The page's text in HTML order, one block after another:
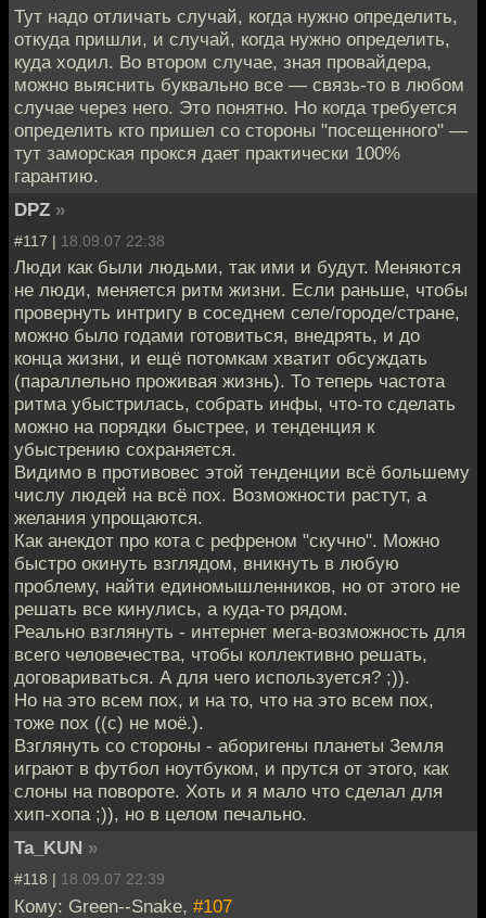
Тут надо отличать случай, когда нужно определить,
откуда пришли, и случай, когда нужно определить,
куда ходил. Во втором случае, зная провайдера,
можно выяснить буквально все — связь-то в любом
случае через него. Это понятно. Но когда требуется
определить кто пришел со стороны "посещенного" —
тут заморская прокся дает практически 100%
гарантию.
DPZ »
#117 | 18.09.07 22:38
Люди как были людьми, так ими и будут. Меняются
не люди, меняется ритм жизни. Если раньше, чтобы
провернуть интригу в соседнем селе/городе/стране,
можно было годами готовиться, внедрять, и до
конца жизни, и ещё потомкам хватит обсуждать
(параллельно проживая жизнь). То теперь частота
ритма убыстрилась, собрать инфы, что-то сделать
можно на порядки быстрее, и тенденция к
убыстрению сохраняется.
Видимо в противовес этой тенденции всё большему
числу людей на всё пох. Возможности растут, а
желания упрощаются.
Как анекдот про кота с рефреном "скучно". Можно
быстро окинуть взглядом, вникнуть в любую
проблему, найти единомышленников, но от этого не
решать все кинулись, а куда-то рядом.
Реально взглянуть - интернет мега-возможность для
всего человечества, чтобы коллективно решать,
договариваться. А для чего используется? ;)).
Но на это всем пох, и на то, что на это всем пох,
тоже пох ((с) не моё.).
Взглянуть со стороны - аборигены планеты Земля
играют в футбол ноутбуком, и прутся от этого, как
слоны на повороте. Хоть и я мало что сделал для
хип-хопа ;)), но в целом печально.
Ta_KUN »
#118 | 18.09.07 22:39
Кому: Green--Snake, #107